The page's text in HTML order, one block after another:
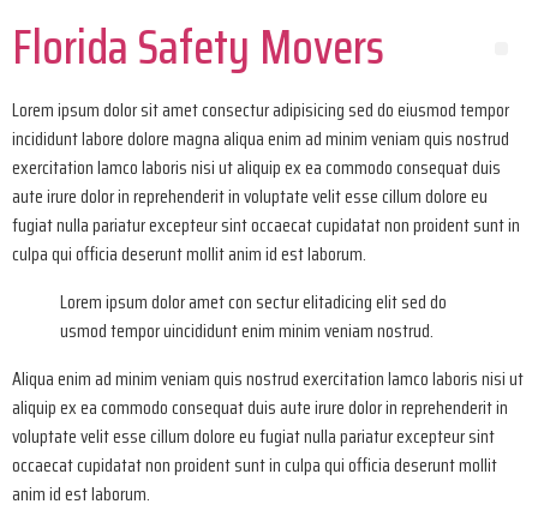
Florida Safety Movers
Lorem ipsum dolor sit amet consectur adipisicing sed do eiusmod tempor
incididunt labore dolore magna aliqua enim ad minim veniam quis nostrud
exercitation lamco laboris nisi ut aliquip ex ea commodo consequat duis
aute irure dolor in reprehenderit in voluptate velit esse cillum dolore eu
fugiat nulla pariatur excepteur sint occaecat cupidatat non proident sunt in
culpa qui officia deserunt mollit anim id est laborum.
Lorem ipsum dolor amet con sectur elitadicing elit sed do
usmod tempor uincididunt enim minim veniam nostrud.
Aliqua enim ad minim veniam quis nostrud exercitation lamco laboris nisi ut
aliquip ex ea commodo consequat duis aute irure dolor in reprehenderit in
voluptate velit esse cillum dolore eu fugiat nulla pariatur excepteur sint
occaecat cupidatat non proident sunt in culpa qui officia deserunt mollit
anim id est laborum.